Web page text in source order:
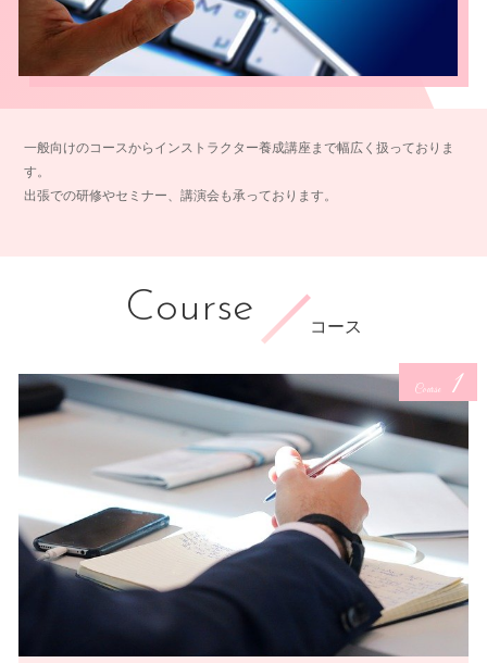
一般向けのコースからインストラクター養成講座まで幅広く扱っておりま
す。
出張での研修やセミナー、講演会も承っております。
Course コース
Course 1